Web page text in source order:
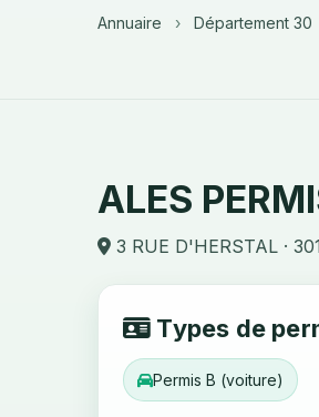
Annuaire › Département 30
ALES
3 RUE D'HERSTAL ·
Types de
Permis B (voiture)